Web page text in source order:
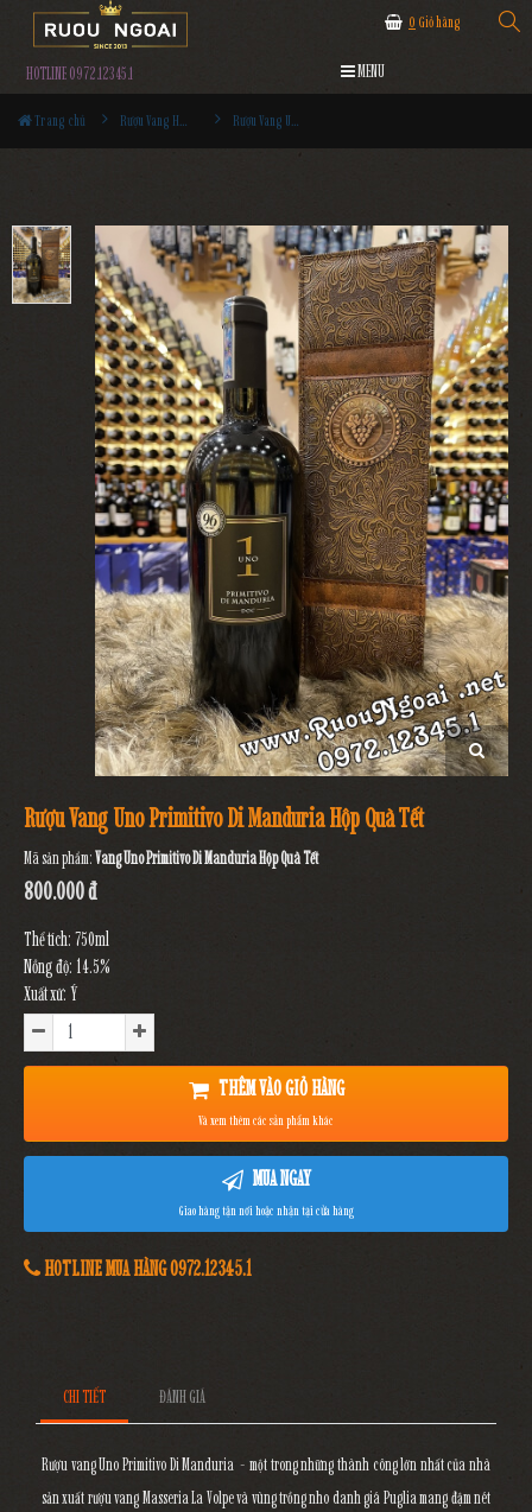
0 Giỏ hàng
HOTLINE 0972.12345.1 MENU
Trang chủ Rượu Vang Hộp Quà Rượu Vang Uno Primitivo Di Manduria Hộp Quà Tết
Rượu Vang Uno Primitivo Di Manduria Hộp Quà Tết
Mã sản phẩm:Vang Uno Primitivo Di Manduria Hộp Quà Tết
800.000 đ
Thể tích: 750ml
Nồng độ: 14.5%
Xuất xứ: Ý
THÊM VÀO GIỎ HÀNG
Và xem thêm các sản phẩm khác
MUA NGAY
Giao hàng tận nơi hoặc nhận tại cửa hàng
HOTLINE MUA HÀNG 0972.12345.1
CHI TIẾT ĐÁNH GIÁ
Rượu vang Uno Primitivo Di Manduria - một trong những thành công lớn nhất của nhà
sản xuất rượu vang Masseria La Volpe và vùng trồng nho danh giá Puglia mang đậm nét